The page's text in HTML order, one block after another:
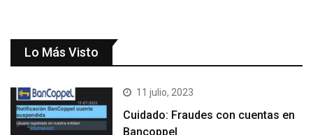
Lo Más Visto
11 julio, 2023
Cuidado: Fraudes con cuentas en
Bancoppel